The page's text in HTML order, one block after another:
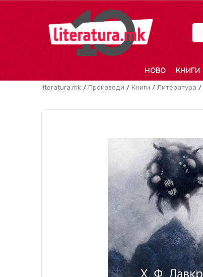
НОВО КНИГИ
literatura.mk Производи Книги Литература